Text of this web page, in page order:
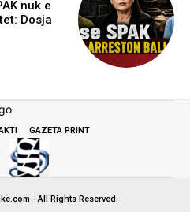
nuk e
Dosja
GAZETA PRINT
- All Rights Reserved.